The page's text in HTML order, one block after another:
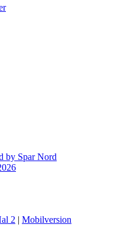
by Spar Nord
2 | Mobilversion